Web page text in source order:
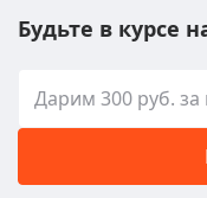
Будьте в курсе